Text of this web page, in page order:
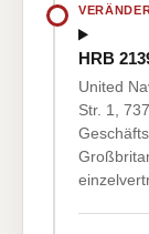
HRB
United
Str. 1,